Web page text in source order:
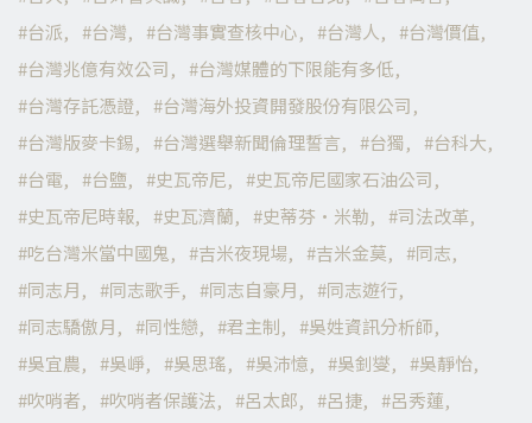
台派
台灣 台灣事實查核中心 台灣人
台灣價值
台灣兆億有效公司
台灣媒體的下限能有多低
台灣存託憑證
台灣海外投資開發股份有限公司
台灣版麥卡錫
台灣選舉新聞倫理誓言 台獨
台科大
台電
台鹽 史瓦帝尼
史瓦帝尼國家石油公司
史瓦帝尼時報
史瓦濟蘭 史蒂芬·米勒
司法改革
吃台灣米當中國鬼
吉米夜現場 吉米金莫
同志
同志月
同志歌手 同志自豪月
同志遊行
同志驕傲月
同性戀 君主制
吳姓資訊分析師
吳宜農
吳崢 吳思瑤 吳沛憶 吳釗燮
吳靜怡
吹哨者
吹哨者保護法 呂太郎 呂捷
呂秀蓮